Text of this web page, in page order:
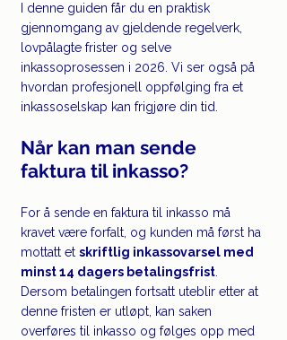
I denne guiden får du en praktisk
gjennomgang av gjeldende regelverk,
lovpålagte frister og selve
inkassoprosessen i 2026. Vi ser også på
hvordan profesjonell oppfølging fra et
inkassoselskap kan frigjøre din tid.
Når kan man sende
faktura til inkasso?
For å sende en faktura til inkasso må
kravet være forfalt, og kunden må først ha
mottatt et skriftlig inkassovarsel med
minst 14 dagers betalingsfrist.
Dersom betalingen fortsatt uteblir etter at
denne fristen er utløpt, kan saken
overføres til inkasso og følges opp med